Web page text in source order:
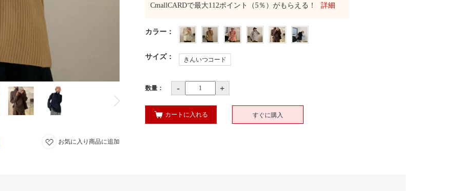
お気に入り商品に追加
CmallCARDで最大112ポイント（5％）がもらえる！ 詳細
カラー ：
サイズ： きんいつコード
数量： - +
カートに入れる すぐに購入